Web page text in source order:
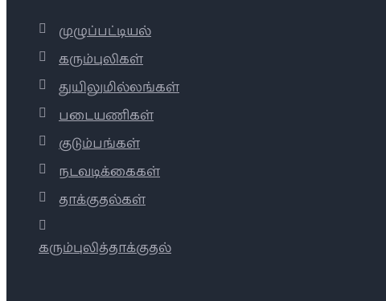
முழுப்பட்டியல்
கரும்புலிகள்
துயிலுமில்லங்கள்
படையணிகள்
குடும்பங்கள்
நடவடிக்கைகள்
தாக்குதல்கள்
கரும்புலித்தாக்குதல்